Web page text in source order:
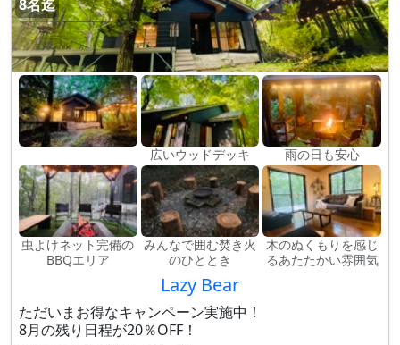
8名迄
広いウッドデッキ 雨の日も安心
虫よけネット完備の
BBQエリア
みんなで囲む焚き火
のひととき
木のぬくもりを感じ
るあたたかい雰囲気
Lazy Bear
ただいまお得なキャンペーン実施中！
8月の残り日程が20％OFF！